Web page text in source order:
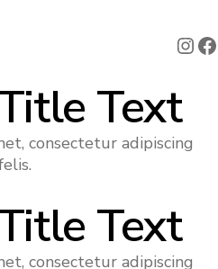
Text
consectetur adipiscing
Text
consectetur adipiscing